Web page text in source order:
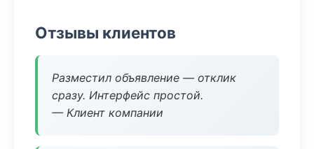
Отзывы клиентов
Разместил объявление — отклик
сразу. Интерфейс простой.
— Клиент компании